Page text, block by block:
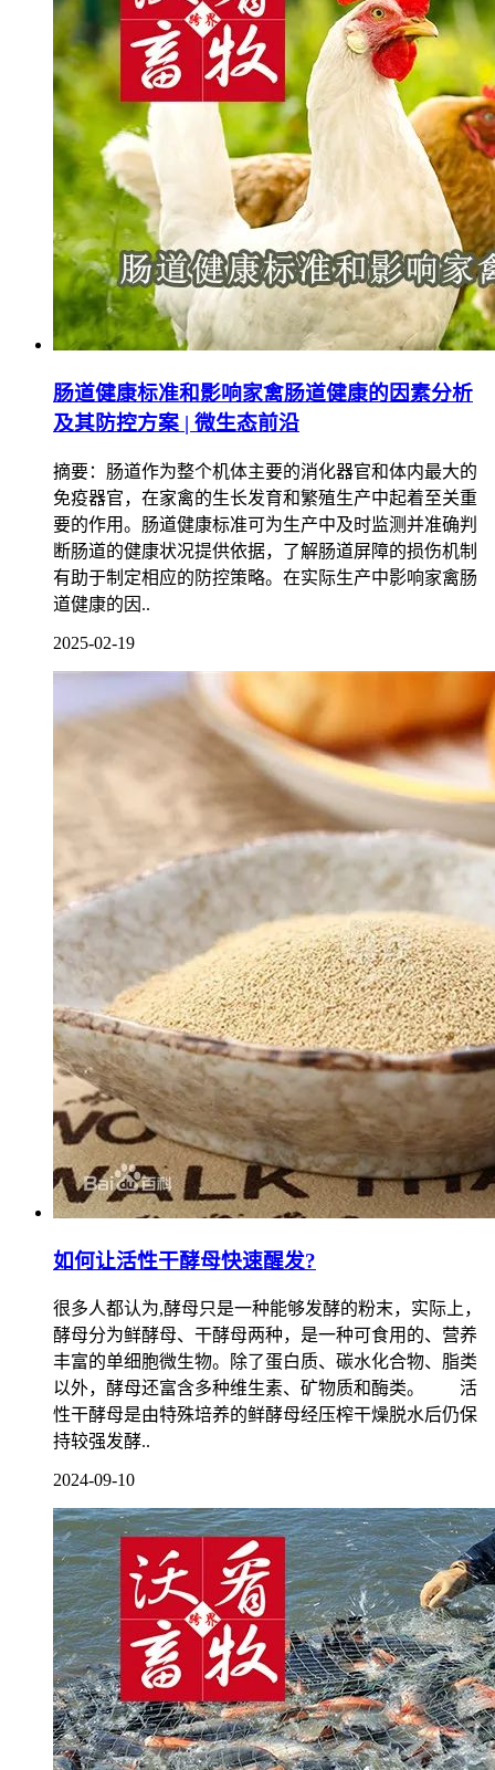
肠道健康标准和影响家禽肠道健康的因素分析
及其防控方案 | 微生态前沿
摘要：肠道作为整个机体主要的消化器官和体内最大的
免疫器官，在家禽的生长发育和繁殖生产中起着至关重
要的作用。肠道健康标准可为生产中及时监测并准确判
断肠道的健康状况提供依据，了解肠道屏障的损伤机制
有助于制定相应的防控策略。在实际生产中影响家禽肠
道健康的因..
2025-02-19
如何让活性干酵母快速醒发?
很多人都认为,酵母只是一种能够发酵的粉末，实际上，
酵母分为鲜酵母、干酵母两种，是一种可食用的、营养
丰富的单细胞微生物。除了蛋白质、碳水化合物、脂类
以外，酵母还富含多种维生素、矿物质和酶类。 活
性干酵母是由特殊培养的鲜酵母经压榨干燥脱水后仍保
持较强发酵..
2024-09-10